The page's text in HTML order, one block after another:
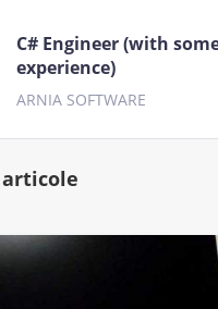
C# Engineer (with
experience)
ARNIA SOFTWARE